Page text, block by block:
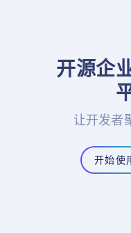
开源企
让开发者
开始使